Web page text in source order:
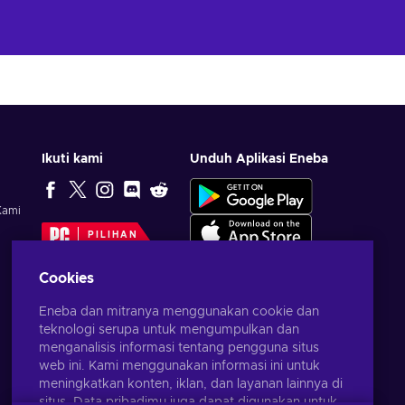
Ikuti kami
PILIHAN
Unduh Aplikasi Eneba
Cookies
Eneba dan mitranya menggunakan cookie dan
teknologi serupa untuk mengumpulkan dan
menganalisis informasi tentang pengguna situs
web ini. Kami menggunakan informasi ini untuk
meningkatkan konten, iklan, dan layanan lainnya di
situs. Data pribadimu juga dapat digunakan untuk